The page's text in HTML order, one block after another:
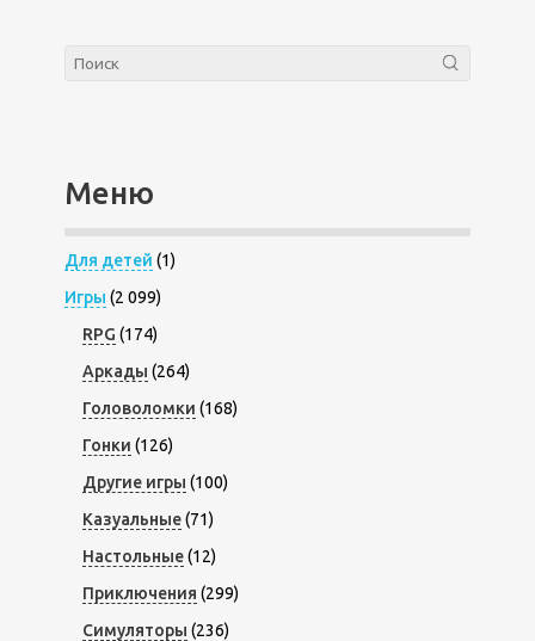
Меню
Для детей (1)
Игры (2 099)
RPG (174)
Аркады (264)
Головоломки (168)
Гонки (126)
Другие игры (100)
Казуальные(71)
Настольные(12)
Приключения (299)
Симуляторы (236)